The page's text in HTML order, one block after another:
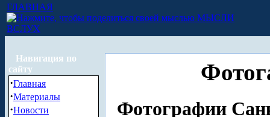
ГЛАВНАЯ
МЫСЛИ
ВСЛУХ
Навигация по
сайту
·Главная
·Материалы
·Новости Фотографии